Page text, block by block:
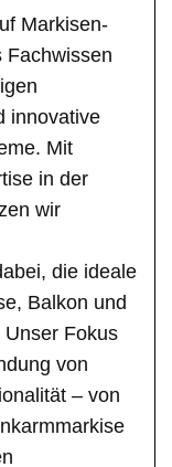
Markisen-
Fachwissen
innovative
Mit
in der
wir
die ideale
Balkon und
Fokus
von
– von